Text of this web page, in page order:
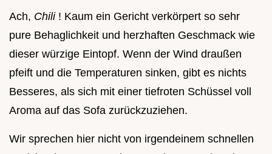
Ach, Chili ! Kaum ein Gericht verkörpert so sehr
pure Behaglichkeit und herzhaften Geschmack wie
dieser würzige Eintopf. Wenn der Wind draußen
pfeift und die Temperaturen sinken, gibt es nichts
Besseres, als sich mit einer tiefroten Schüssel voll
Aroma auf das Sofa zurückzuziehen.
Wir sprechen hier nicht von irgendeinem schnellen